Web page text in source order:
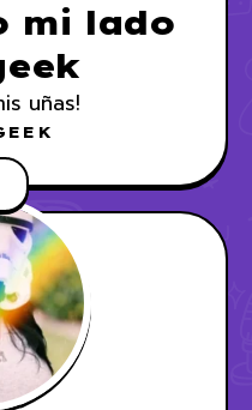
mi lado
uñas!